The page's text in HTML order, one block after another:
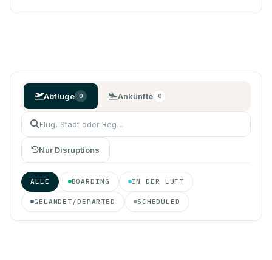
Abflüge 0 Ankünfte 0
Nur Disruptions
ALLE BOARDING IN DER LUFT
GELANDET/DEPARTED SCHEDULED